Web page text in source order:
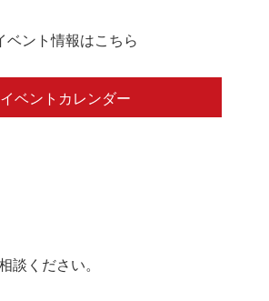
ベント情報はこちら
イベントカレンダー
談ください。